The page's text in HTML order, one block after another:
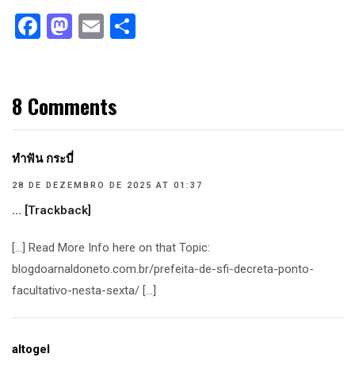
Facebook
Mastodon
Email
8 Comments
ทำฟัน กระบี่
28 DE DEZEMBRO DE 2025 AT 01:37
… [Trackback]
[…] Read More Info here on that Topic:
blogdoarnaldoneto.com.br/prefeita-de-sfi-decreta-ponto-
facultativo-nesta-sexta/ […]
altogel